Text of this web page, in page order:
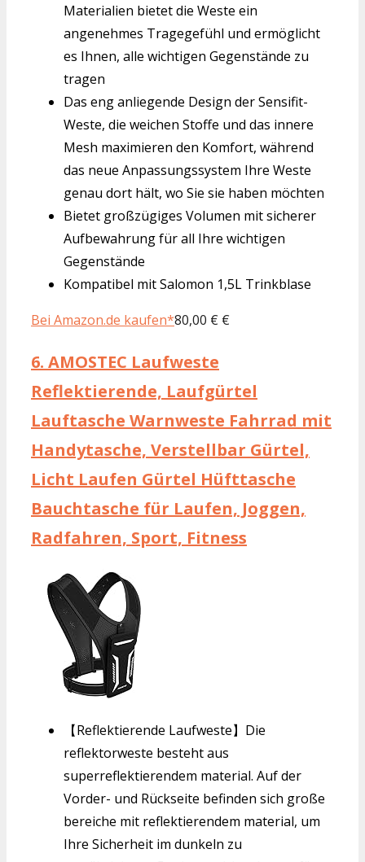
Materialien bietet die Weste ein
angenehmes Tragegefühl und ermöglicht
es Ihnen, alle wichtigen Gegenstände zu
tragen
Das eng anliegende Design der Sensifit-
Weste, die weichen Stoffe und das innere
Mesh maximieren den Komfort, während
das neue Anpassungssystem Ihre Weste
genau dort hält, wo Sie sie haben möchten
Bietet großzügiges Volumen mit sicherer
Aufbewahrung für all Ihre wichtigen
Gegenstände
Kompatibel mit Salomon 1,5L Trinkblase
Bei Amazon.de kaufen*80,00 € €
6. AMOSTEC Laufweste
Reflektierende, Laufgürtel
Lauftasche Warnweste Fahrrad mit
Handytasche, Verstellbar Gürtel,
Licht Laufen Gürtel Hüfttasche
Bauchtasche für Laufen, Joggen,
Radfahren, Sport, Fitness
【Reflektierende Laufweste】Die
reflektorweste besteht aus
superreflektierendem material. Auf der
Vorder- und Rückseite befinden sich große
bereiche mit reflektierendem material, um
Ihre Sicherheit im dunkeln zu